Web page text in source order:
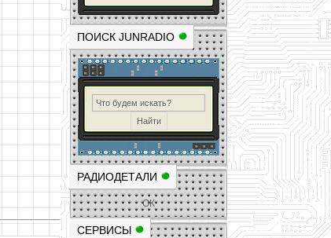
ПОИСК JUNRADIO
РАДИОДЕТАЛИ
ОК
СЕРВИСЫ